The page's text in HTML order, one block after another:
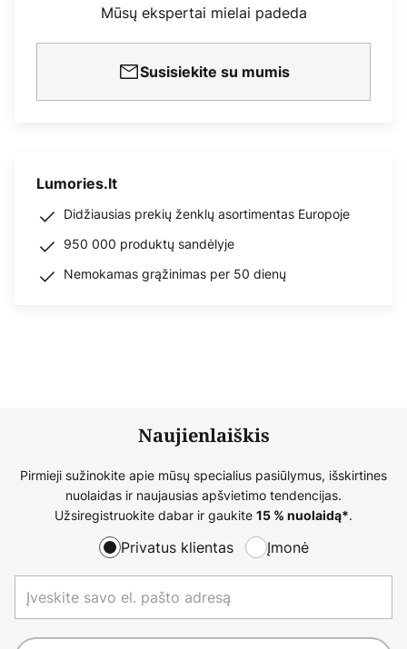
Mūsų ekspertai mielai padeda
Susisiekite su mumis
Lumories.lt
Didžiausias prekių ženklų asortimentas Europoje
950 000 produktų sandėlyje
Nemokamas grąžinimas per 50 dienų
Naujienlaiškis
Pirmieji sužinokite apie mūsų specialius pasiūlymus, išskirtines
nuolaidas ir naujausias apšvietimo tendencijas.
Užsiregistruokite dabar ir gaukite 15 % nuolaidą*.
Privatus klientas Įmonė